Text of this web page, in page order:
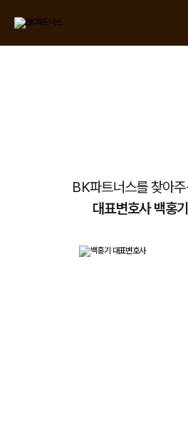
BK파트너스를 찾아주
대표변호사 백홍기